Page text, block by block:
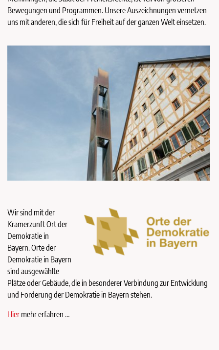
Bewegungen und Programmen. Unsere Auszeichnungen vernetzen
uns mit anderen, die sich für Freiheit auf der ganzen Welt einsetzen.
Wir sind mit der
Kramerzunft Ort der
Demokratie in
Bayern. Orte der
Demokratie in Bayern
sind ausgewählte
Plätze oder Gebäude, die in besonderer Verbindung zur Entwicklung
und Förderung der Demokratie in Bayern stehen.
Hier mehr erfahren …